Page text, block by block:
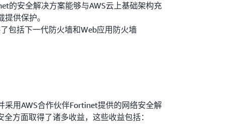
的安全解决方案能够与AWS云上基础架构充
供保护。
包括下一代防火墙和Web应用防火墙
护了外研在线的Web业务免遭 OWASP 十大
、僵尸网络以及其他诸多威胁。
采用AWS合作伙伴Fortinet提供的网络安全解
方面取得了诸多收益，这些收益包括：